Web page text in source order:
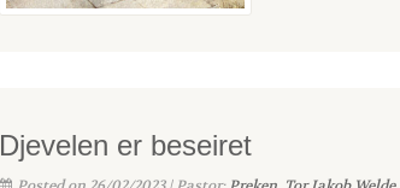
Djevelen er beseiret